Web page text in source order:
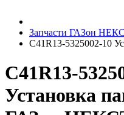
Запчасти ГАЗон
С41R13-5325002-10
С41R13-
Установка